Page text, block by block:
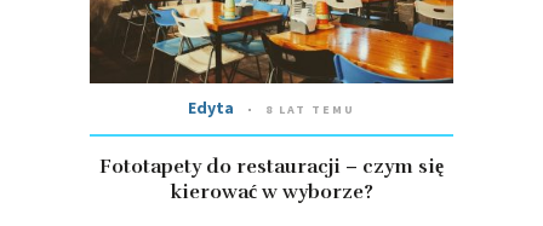
Edyta 8 LAT TEMU
Fototapety do restauracji – czym się
kierować w wyborze?